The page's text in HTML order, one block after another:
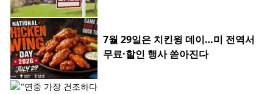
7월 29일은 치킨윙 데이…미 전역서
무료·할인 행사 쏟아진다